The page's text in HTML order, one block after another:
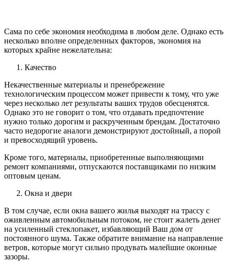
Сама по себе экономия необходима в любом деле. Однако есть
несколько вполне определенных факторов, экономия на
которых крайне нежелательна:
Качество
Некачественные материалы и пренебрежение
технологическим процессом может привести к тому, что уже
через несколько лет результаты ваших трудов обесценятся.
Однако это не говорит о том, что отдавать предпочтение
нужно только дорогим и раскрученным брендам. Достаточно
часто недорогие аналоги демонстрируют достойный, а порой
и превосходящий уровень.
Кроме того, материалы, приобретенные выполняющими
ремонт компаниями, отпускаются поставщиками по низким
оптовым ценам.
Окна и двери
В том случае, если окна вашего жилья выходят на трассу с
оживленным автомобильным потоком, не стоит жалеть денег
на усиленный стеклопакет, избавляющий Ваш дом от
постоянного шума. Также обратите внимание на направление
ветров, которые могут сильно продувать малейшие оконные
зазоры.